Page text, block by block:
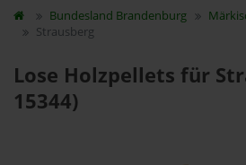
Bundesland Brandenburg
Strausberg
Lose Holzpellets für
15344)